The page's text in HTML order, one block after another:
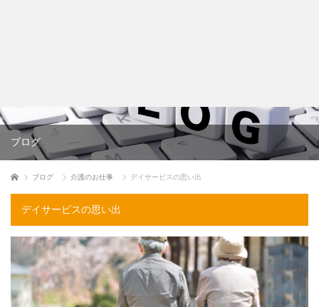
ブログ
ホーム ブログ 介護のお仕事 デイサービスの思い出
デイサービスの思い出